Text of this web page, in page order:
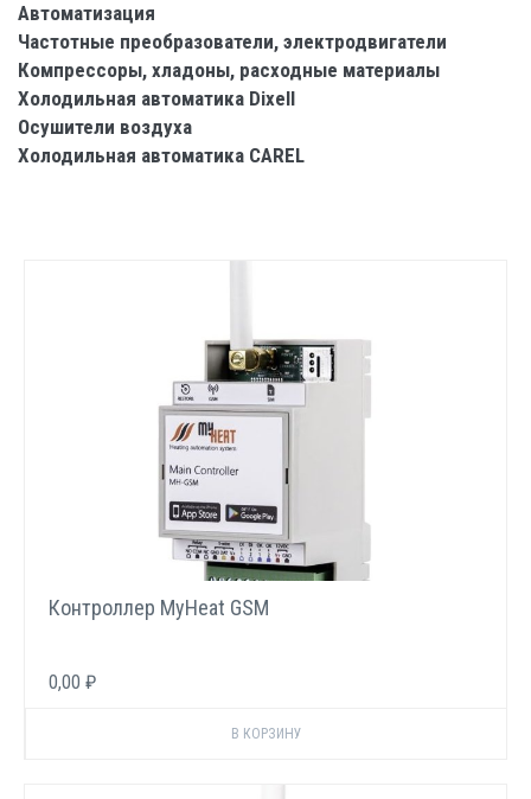
Автоматизация
Частотные преобразователи, электродвигатели
Компрессоры, хладоны, расходные материалы
Холодильная автоматика Dixell
Осушители воздуха
Холодильная автоматика CAREL
Контроллер MyHeat GSM
0,00 ₽